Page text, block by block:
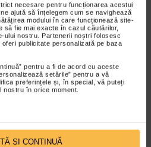
necesare pentru funcționarea acestui
ajută să înțelegem cum se navighează
modului în care funcționează site-
să fie mai exacte în cazul căutărilor,
ului nostru. Partenerii noștri folosesc
publicitate personalizată pe baza
pentru a fi de acord cu aceste
setările” pentru a vă
preferințele și, în special, vă puteți
în orice moment.
SI CONTINUĂ